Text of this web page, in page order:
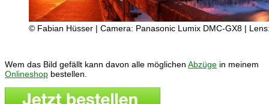
© Fabian Hüsser | Camera: Panasonic Lumix DMC-GX8 |
Wem das Bild gefällt kann davon alle möglichen Abzüge in meinem
Onlineshop bestellen.